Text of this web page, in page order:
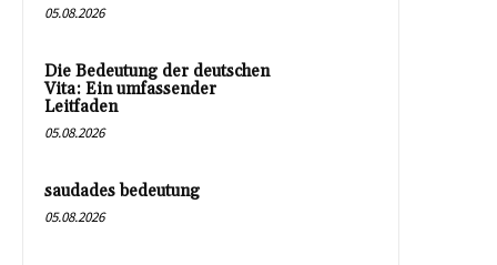
05.08.2026
Die Bedeutung der deutschen
Vita: Ein umfassender
Leitfaden
05.08.2026
saudades bedeutung
05.08.2026